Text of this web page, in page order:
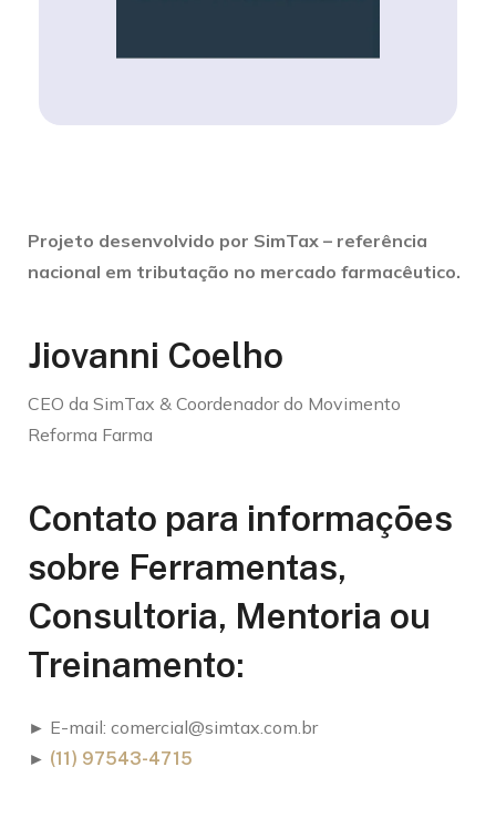
Projeto desenvolvido por SimTax – referência
nacional em tributação no mercado farmacêutico.
Jiovanni Coelho
CEO da SimTax & Coordenador do Movimento
Reforma Farma
Contato para informações
sobre Ferramentas,
Consultoria, Mentoria ou
Treinamento:
► E-mail: comercial@simtax.com.br
► (11) 97543-4715